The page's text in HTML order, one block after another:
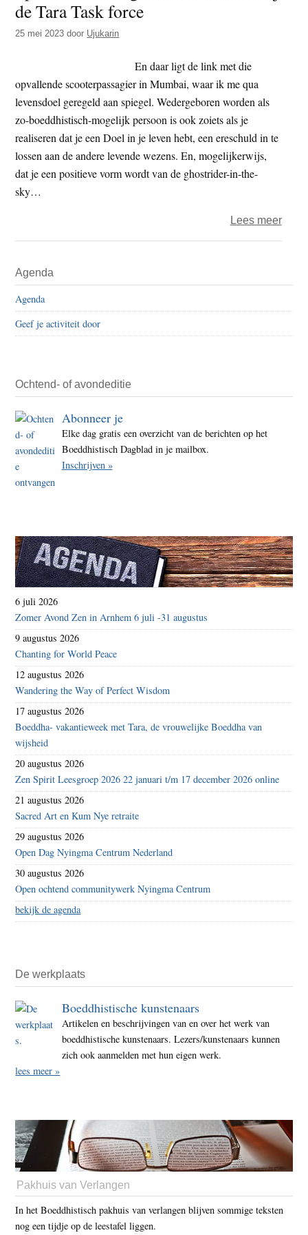
t
e
e
s
e
de Tara Task force
25 mei 2023 door Ujukarin
En daar ligt de link met die
opvallende scooterpassagier in Mumbai, waar ik me qua
levensdoel geregeld aan spiegel. Wedergeboren worden als
zo-boeddhistisch-mogelijk persoon is ook zoiets als je
realiseren dat je een Doel in je leven hebt, een ereschuld in te
lossen aan de andere levende wezens. En, mogelijkerwijs,
dat je een positieve vorm wordt van de ghostrider-in-the-
sky…
Lees meerover
de
Sidebar
Agenda
Agenda
Geef je activiteit door
Ochtend- of avondeditie
Abonneer je
Elke dag gratis een overzicht van de berichten op het
Boeddhistisch Dagblad in je mailbox.
Inschrijven »
6 juli 2026
Zomer Avond Zen in Arnhem 6 juli -31 augustus
9 augustus 2026
Chanting for World Peace
12 augustus 2026
Wandering the Way of Perfect Wisdom
17 augustus 2026
Boeddha- vakantieweek met Tara, de vrouwelijke Boeddha van
wijsheid
20 augustus 2026
Zen Spirit Leesgroep 2026 22 januari t/m 17 december 2026 online
21 augustus 2026
Sacred Art en Kum Nye retraite
29 augustus 2026
Open Dag Nyingma Centrum Nederland
30 augustus 2026
Open ochtend communitywerk Nyingma Centrum
bekijk de agenda
De werkplaats
Boeddhistische kunstenaars
Artikelen en beschrijvingen van en over het werk van
boeddhistische kunstenaars. Lezers/kunstenaars kunnen
zich ook aanmelden met hun eigen werk.
lees meer »
Pakhuis van Verlangen
In het Boeddhistisch pakhuis van verlangen blijven sommige teksten
nog een tijdje op de leestafel liggen.